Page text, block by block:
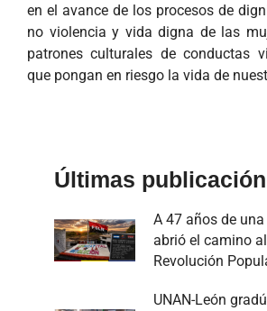
en el avance de los procesos de
no violencia y vida digna de las
patrones culturales de conductas
que pongan en riesgo la vida de
Últimas
A 47 años de
abrió el camino
Revolución
UNAN-León